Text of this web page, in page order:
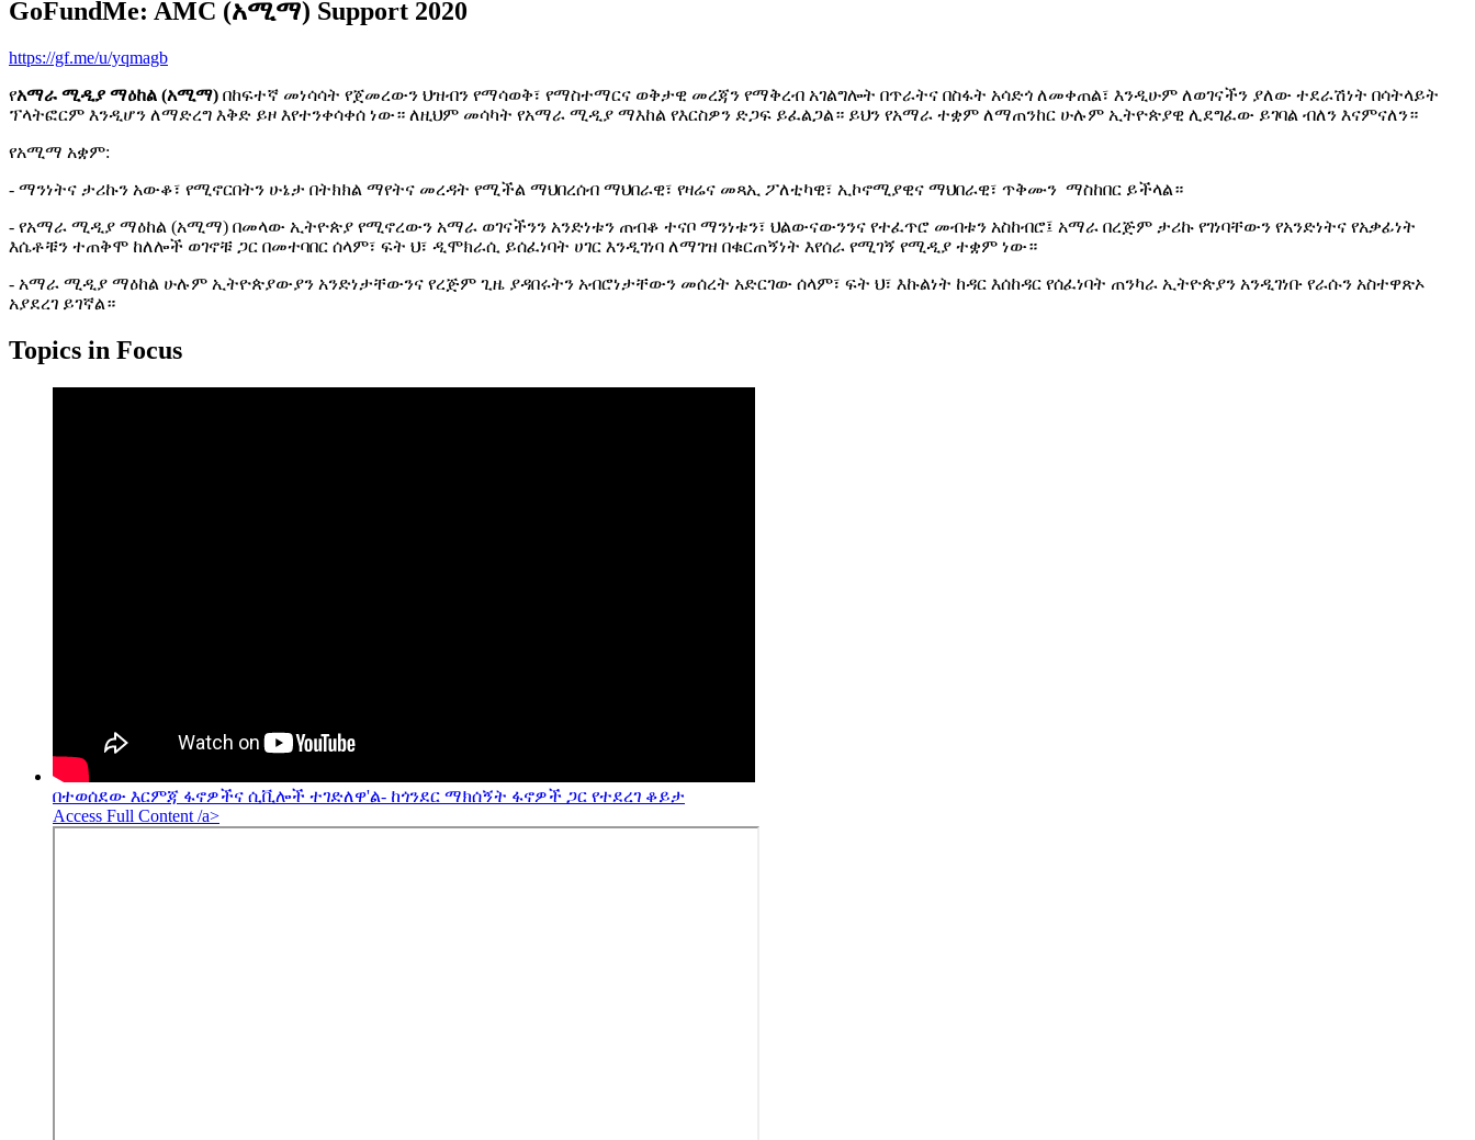
GoFundMe: AMC (አሚማ) Support 2020
https://gf.me/u/yqmagb
የአማራ ሚዲያ ማዕከል (አሚማ) በከፍተኛ መነሳሳት የጀመረውን ህዝብን የማሳወቅ፣ የማስተማርና ወቅታዊ መረጃን የማቅረብ አገልግሎት በጥራትና በስፋት አሳድጎ ለመቀጠል፣ እንዲሁም ለወገናችን ያለው ተደራሽነት በሳትላይት
ፕላትፎርም እንዲሆን ለማድረግ እቅድ ይዞ እየተንቀሳቀሰ ነው። ለዚህም መሳካት የአማራ ሚዲያ ማእከል የእርስዎን ድጋፍ ይፈልጋል። ይህን የአማራ ተቋም ለማጠንከር ሁሉም ኢትዮጵያዊ ሊደግፈው ይገባል ብለን እናምናለን።
የአሚማ አቋም:
- ማንነትና ታሪኩን አውቆ፣ የሚኖርበትን ሁኔታ በትክክል ማየትና መረዳት የሚችል ማህበረሰብ ማህበራዊ፣ የዛሬና መጻኢ ፖለቲካዊ፣ ኢኮኖሚያዊና ማህበራዊ፣ ጥቅሙን ማስከበር ይችላል።
- የአማራ ሚዲያ ማዕከል (አሚማ) በመላው ኢትዮጵያ የሚኖረውን አማራ ወገናችንን አንድነቱን ጠብቆ ተናቦ ማንነቱን፣ ህልውናውንንና የተፈጥሮ መብቱን አስከብሮ፤ አማራ በረጅም ታሪኩ የገነባቸውን የአንድነትና የአቃፊነት
እሴቶቹን ተጠቅሞ ከለሎች ወገኖቹ ጋር በመተባበር ሰላም፣ ፍት ህ፣ ዲሞክራሲ ይሰፈነባት ሀገር እንዲገነባ ለማገዝ በቁርጠኝነት እየሰራ የሚገኝ የሚዲያ ተቋም ነው።
- አማራ ሚዲያ ማዕከል ሁሉም ኢትዮጵያውያን አንድነታቸውንና የረጅም ጊዜ ያዳበሩትን አብሮነታቸውን መሰረት አድርገው ሰላም፣ ፍት ህ፣ እኩልነት ከዳር እሰከዳር የሰፈነባት ጠንካራ ኢትዮጵያን አንዲገነቡ የራሱን አስተዋጽኦ
አያደረገ ይገኛል።
Topics in Focus
በተወሰደው እርምጃ ፋኖዎችና ሲቪሎች ተገድለዋ'ል- ከጎንደር ማክሰኝት ፋኖዎች ጋር የተደረገ ቆይታ
Access Full Content /a>